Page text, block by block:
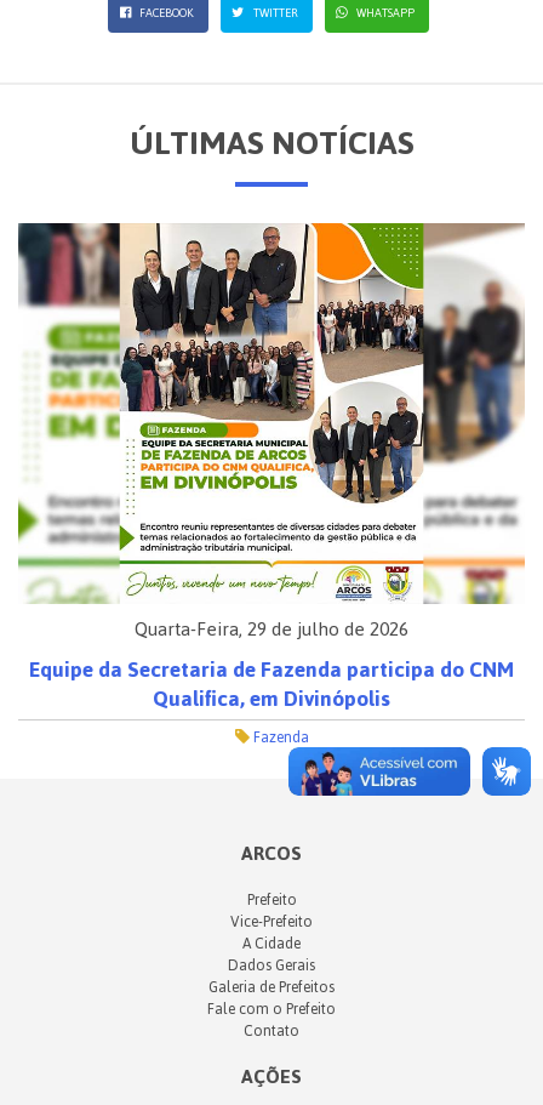
FACEBOOK TWITTER WHATSAPP
ÚLTIMAS NOTÍCIAS
Quarta-Feira, 29 de julho de 2026
Equipe da Secretaria de Fazenda participa do CNM
Qualifica, em Divinópolis
Fazenda
ARCOS
Prefeito
Vice-Prefeito
A Cidade
Dados Gerais
Galeria de Prefeitos
Fale com o Prefeito
Contato
AÇÕES